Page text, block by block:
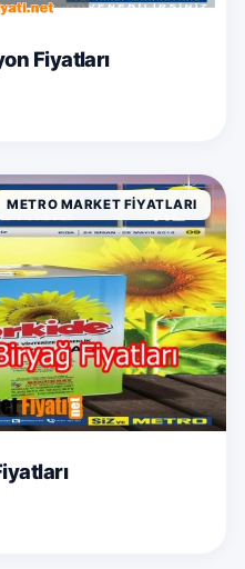
Fiyatları
METRO MARKET FIYATLARI